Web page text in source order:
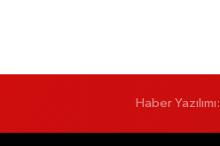
Haber Yazılımı: